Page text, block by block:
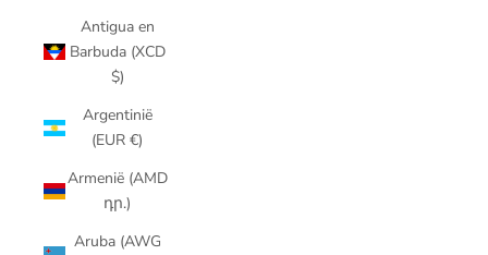
Antigua en
Barbuda (XCD
$)
Argentinië
(EUR €)
Armenië (AMD
դր.)
Aruba (AWG